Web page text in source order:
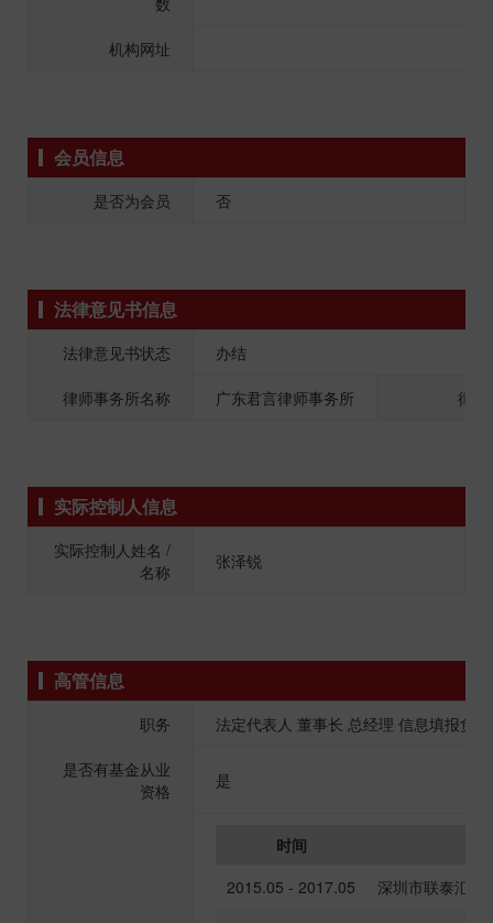
机构网址
会员信息
是否为会员 否
法律意见书信息
法律意见书状态 办结
律师事务所名称 广东君言律师事务所 律师
实际控制人信息
实际控制人姓名 /
名称
张泽锐
高管信息
职务 法定代表人 董事长 总经理 信息填报负
是否有基金从业
资格
是
时间
2015.05 - 2017.05
深圳市联泰汇佳